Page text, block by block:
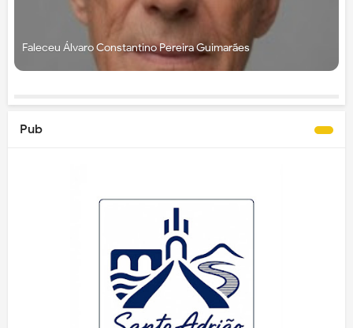
Faleceu Álvaro Constantino Pereira Guimarães
Pub